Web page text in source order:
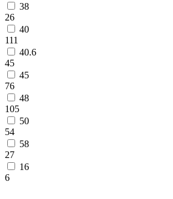
38
26
40
111
40.6
45
45
76
48
105
50
54
58
27
16
6